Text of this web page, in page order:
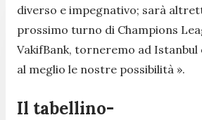
diverso e impegnativo; sarà
prossimo turno di Champions
VakifBank, torneremo ad Istanbul
al meglio le nostre possibilità ».
Il tabellino-